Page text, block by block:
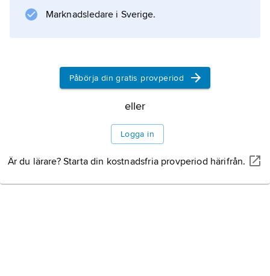
.
Information om artikeln
Marknadsledare i Sverige.
Påbörja din gratis provperiod
eller
Logga in
Är du lärare? Starta din kostnadsfria provperiod härifrån.